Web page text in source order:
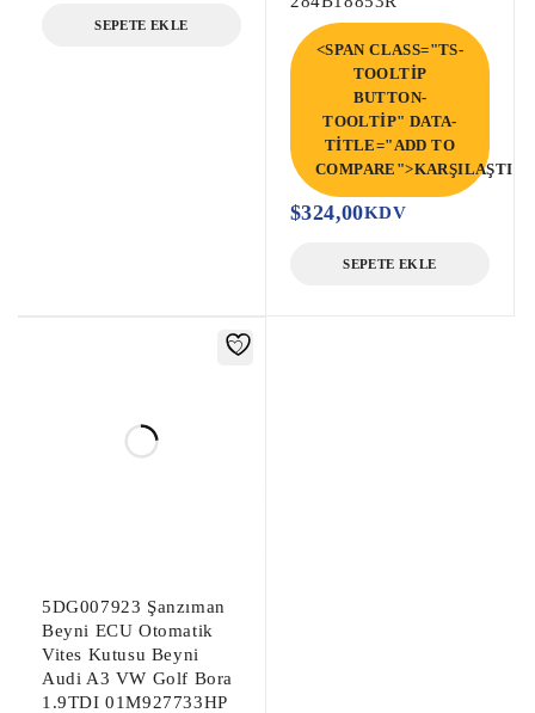
SEPETE EKLE
<SPAN CLASS="TS-
TOOLTIP
BUTTON-
TOOLTIP" DATA-
TITLE="ADD TO
$324,00KDV
SEPETE EKLE
5DG007923 Şanzıman
Beyni ECU Otomatik
Vites Kutusu Beyni
Audi A3 VW Golf Bora
1.9TDI 01M927733HP